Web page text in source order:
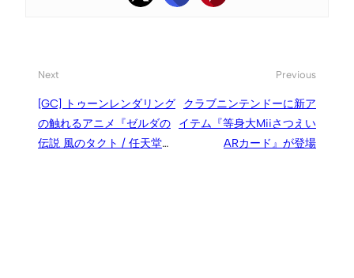
Next
[GC] トゥーンレンダリング
の触れるアニメ『ゼルダの
伝説 風のタクト / 任天堂
Previous
クラブニンテンドーに新ア
イテム『等身大Miiさつえい
ARカード』が登場